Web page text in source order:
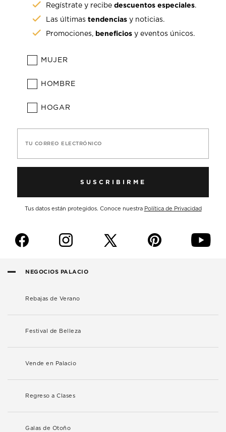
Regístrate y recibedescuentos especiales.
Las últimastendencias y noticias.
Promociones, beneficios y eventos únicos.
MUJER
HOMBRE
HOGAR
TU CORREO ELECTRÓNICO
SUSCRIBIRME
Tus datos están protegidos. Conoce nuestra Política de Privacidad
f i p y
NEGOCIOS PALACIO
Rebajas de Verano
Festival de Belleza
Vende en Palacio
Regreso a Clases
Galas de Otoño